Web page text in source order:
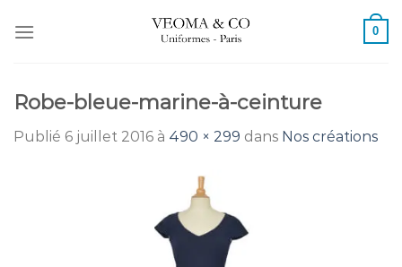
au
0
Robe-bleue-marine-à-ceinture
Publié 6 juillet 2016 à 490 × 299 dans Nos créations